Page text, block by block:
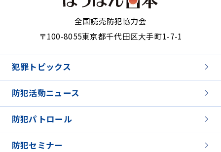
全国読売防犯協力会
〒100-8055東京都千代田区大手町1-7-1
犯罪トピックス
防犯活動ニュース
防犯パトロール
防犯セミナー